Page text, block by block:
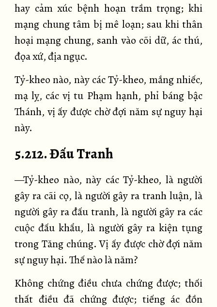
hay cảm xúc bệnh hoạn trầm trọng; khi
mạng chung tâm bị mê loạn; sau khi thân
hoại mạng chung, sanh vào cõi dữ, ác thú,
đọa xứ, địa ngục.
Tỷ-kheo nào, này các Tỷ-kheo, mắng nhiếc,
mạ lỵ, các vị tu Phạm hạnh, phỉ báng bậc
Thánh, vị ấy được chờ đợi năm sự nguy hại
này.
5.212. Đấu Tranh
—Tỷ-kheo nào, này các Tỷ-kheo, là người
gây ra cãi cọ, là người gây ra tranh luận, là
người gây ra đấu tranh, là người gây ra các
cuộc đấu khẩu, là người gây ra kiện tụng
trong Tăng chúng. Vị ấy được chờ đợi năm
sự nguy hại. Thế nào là năm?
Không chứng điều chưa chứng được; thối
thất điều đã chứng được; tiếng ác đồn